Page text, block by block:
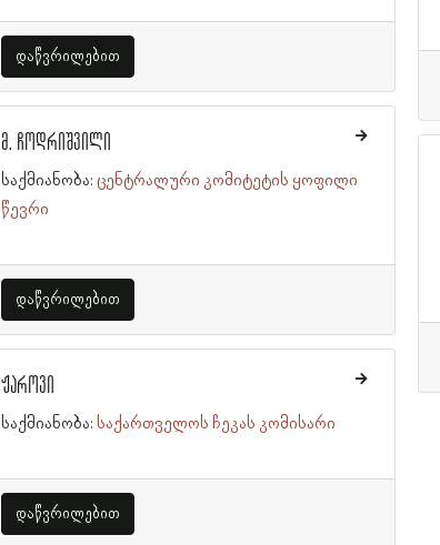
დაწვრილებით
მ. ჩოდრიშვილი
საქმიანობა: ცენტრალური კომიტეტის ყოფილი
წევრი
დაწვრილებით
ჟაროვი
საქმიანობა: საქართველოს ჩეკას კომისარი
დაწვრილებით